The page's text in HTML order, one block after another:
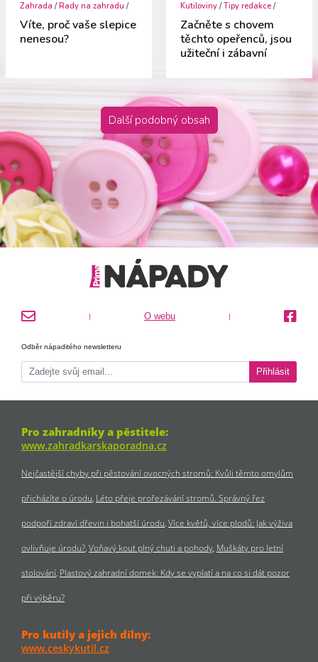
Zahrada /Rady na zahradu /
Víte, proč vaše slepice
nenesou?
Kutiloviny /Tipy redakce /
Začněte s chovem
těchto opeřenců, jsou
užiteční i zábavní
Další podobný obsah
| O webu |
Odběr nápaditého newsletteru
Přihlásit
Pro zahradníky a pěstitele:
www.zahradkarskaporadna.cz
Nejčastější chyby při pěstování ovocných stromů: Kvůli těmto omylům
přicházíte o úrodu Léto přeje prořezávání stromů. Správný řez
podpoří zdraví dřevin i bohatší úrodu Více květů, více plodů: Jak výživa
ovlivňuje úrodu? Voňavý kout plný chuti a pohody Muškáty pro letní
stolování Plastový zahradní domek: Kdy se vyplatí a na co si dát pozor
při výběru?
Pro kutily a jejich dílny:
www.ceskykutil.cz